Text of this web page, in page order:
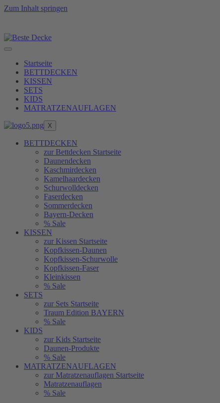
Zum Inhalt springen
Startseite
BETTDECKEN
KISSEN
SETS
KIDS
MATRATZENAUFLAGEN
X
BETTDECKEN
zur Bettdecken Startseite
Daunendecken
Kaschmirdecken
Kamelhaardecken
Schurwolldecken
Faserdecken
Sommerdecken
Bayern-Decken
% Sale
KISSEN
zur Kissen Startseite
Kopfkissen-Daunen
Kopfkissen-Schurwolle
Kopfkissen-Faser
Kleinkissen
% Sale
SETS
zur Sets Startseite
Traum Edition BAYERN
% Sale
KIDS
zur Kids Startseite
Daunen-Produkte
% Sale
MATRATZENAUFLAGEN
zur Matratzenauflagen Startseite
Matratzenauflagen
% Sale